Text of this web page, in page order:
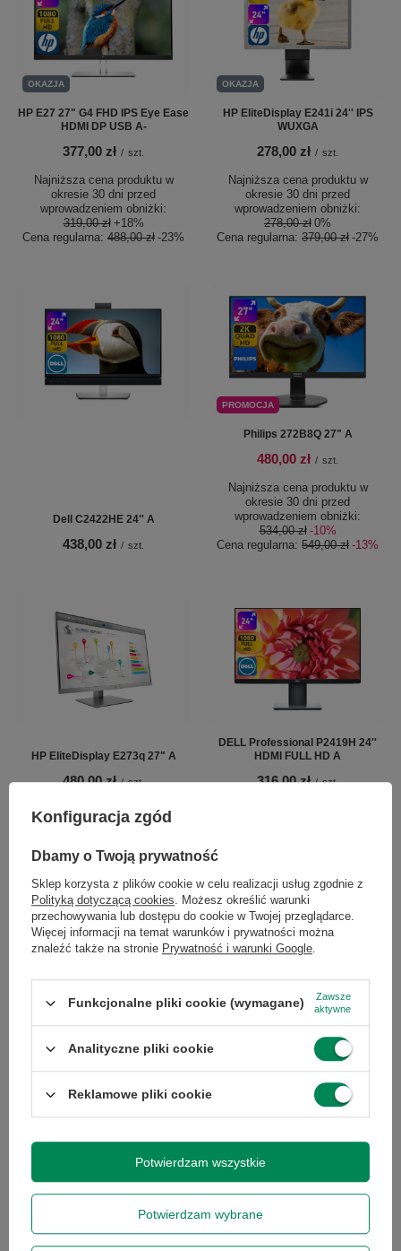
OKAZJA
HP E27 27" G4 FHD IPS Eye Ease
HDMI DP USB A-
377,00 zł / szt.
Najniższa cena produktu w
okresie 30 dni przed
wprowadzeniem obniżki:
319,00 zł +18%
Cena regularna: 488,00 zł -23%
OKAZJA
HP EliteDisplay E241i 24'' IPS
WUXGA
278,00 zł / szt.
Najniższa cena produktu w
okresie 30 dni przed
wprowadzeniem obniżki:
278,00 zł 0%
Cena regularna: 379,00 zł -27%
Dell C2422HE 24'' A
438,00 zł / szt.
PROMOCJA
Philips 272B8Q 27" A
480,00 zł / szt.
Najniższa cena produktu w
okresie 30 dni przed
wprowadzeniem obniżki:
534,00 zł -10%
Cena regularna: 549,00 zł -13%
HP EliteDisplay E273q 27" A
480,00 zł / szt.
DELL Professional P2419H 24''
HDMI FULL HD A
316,00 zł / szt.
AOC 24P2Q 24" A
336,00 zł / szt.
Samsung F27T450FQR 27" A
374,00 zł / szt.
Konfiguracja zgód
Dbamy o Twoją prywatność
Sklep korzysta z plików cookie w celu realizacji usług zgodnie z
Polityką dotyczącą cookies. Możesz określić warunki
przechowywania lub dostępu do cookie w Twojej przeglądarce.
Więcej informacji na temat warunków i prywatności można
znaleźć także na stronie Prywatność i warunki Google.
Funkcjonalne pliki cookie (wymagane)
Zawsze
aktywne
Analityczne pliki cookie
Reklamowe pliki cookie
Potwierdzam wybrane
Potwierdzam wszystkie